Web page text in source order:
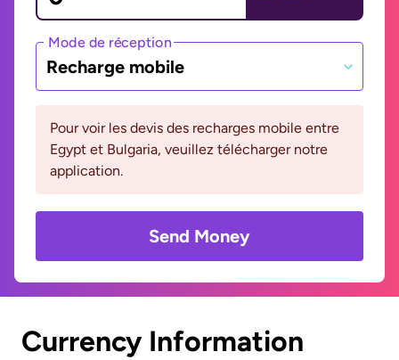
Mode de réception
Recharge mobile
Pour voir les devis des recharges mobile entre
Egypt et Bulgaria, veuillez télécharger notre
application.
Send Money
Currency Information